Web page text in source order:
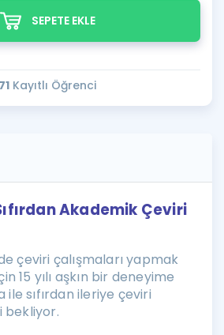
SEPETE EKLE
71 Kayıtlı Öğrenci
Akademik Çeviri
çeviri çalışmaları yapmak
15 yılı aşkın bir deneyime
ile sıfırdan ileriye çeviri
bekliyor.